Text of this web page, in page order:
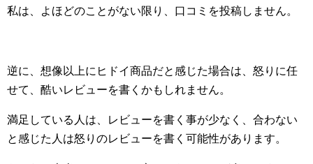
私は、よほどのことがない限り、口コミを投稿しません。
逆に、想像以上にヒドイ商品だと感じた場合は、怒りに任
せて、酷いレビューを書くかもしれません。
満足している人は、レビューを書く事が少なく、合わない
と感じた人は怒りのレビューを書く可能性があります。